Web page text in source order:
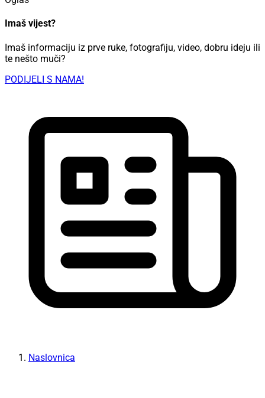
Imaš vijest?
Imaš informaciju iz prve ruke, fotografiju, video, dobru ideju ili
te nešto muči?
PODIJELI S NAMA!
Naslovnica